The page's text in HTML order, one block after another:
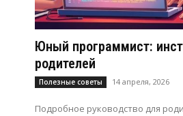
Юный программист:
родителей
Полезные советы 14 апреля, 2026
Подробное руководство для